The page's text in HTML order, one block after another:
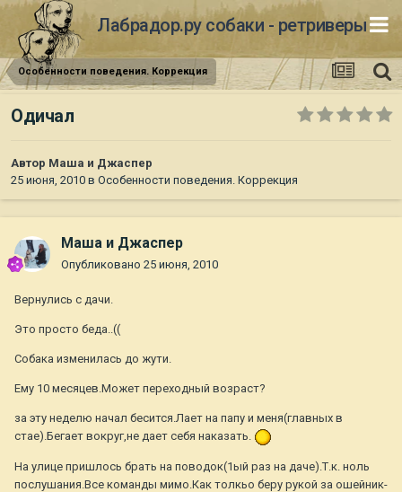
Лабрадор.ру собаки - ретриверы
Особенности поведения. Коррекция
Одичал
Автор Маша и Джаспер
25 июня, 2010 в Особенности поведения. Коррекция
Маша и Джаспер
Опубликовано 25 июня, 2010
Вернулись с дачи.
Это просто беда..((
Собака изменилась до жути.
Ему 10 месяцев.Может переходный возраст?
за эту неделю начал бесится.Лает на папу и меня(главных в
стае).Бегает вокруг,не дает себя наказать.
На улице пришлось брать на поводок(1ый раз на даче).Т.к. ноль
послушания.Все команды мимо.Как толкьо беру рукой за ошейник-